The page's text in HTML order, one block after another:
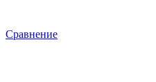
Сравнение